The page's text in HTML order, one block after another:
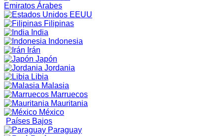
Emiratos Árabes
EEUU
Filipinas
India
Indonesia
Irán
Japón
Jordania
Libia
Malasia
Marruecos
Mauritania
México
Países Bajos
Paraguay